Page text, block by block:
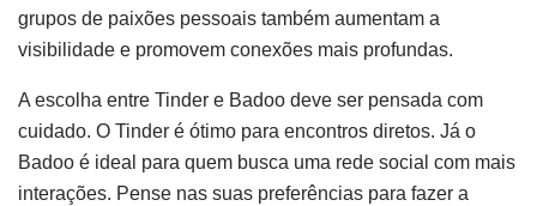
grupos de paixões pessoais também aumentam a
visibilidade e promovem conexões mais profundas.
A escolha entre Tinder e Badoo deve ser pensada com
cuidado. O Tinder é ótimo para encontros diretos. Já o
Badoo é ideal para quem busca uma rede social com mais
interações. Pense nas suas preferências para fazer a